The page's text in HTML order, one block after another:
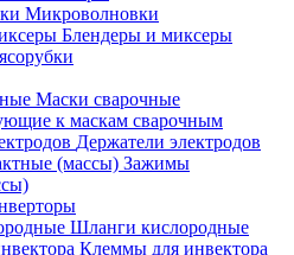
Микроволновки
Блендеры и миксеры
Маски сварочные
к маскам сварочным
Держатели электродов
Зажимы
Шланги кислородные
Клеммы для инвектора